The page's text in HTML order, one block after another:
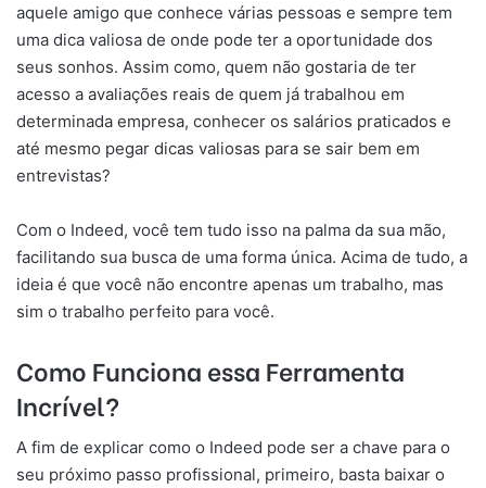
aquele amigo que conhece várias pessoas e sempre tem
uma dica valiosa de onde pode ter a oportunidade dos
seus sonhos. Assim como, quem não gostaria de ter
acesso a avaliações reais de quem já trabalhou em
determinada empresa, conhecer os salários praticados e
até mesmo pegar dicas valiosas para se sair bem em
entrevistas?
Com o Indeed, você tem tudo isso na palma da sua mão,
facilitando sua busca de uma forma única. Acima de tudo, a
ideia é que você não encontre apenas um trabalho, mas
sim o trabalho perfeito para você.
Como Funciona essa Ferramenta
Incrível?
A fim de explicar como o Indeed pode ser a chave para o
seu próximo passo profissional, primeiro, basta baixar o